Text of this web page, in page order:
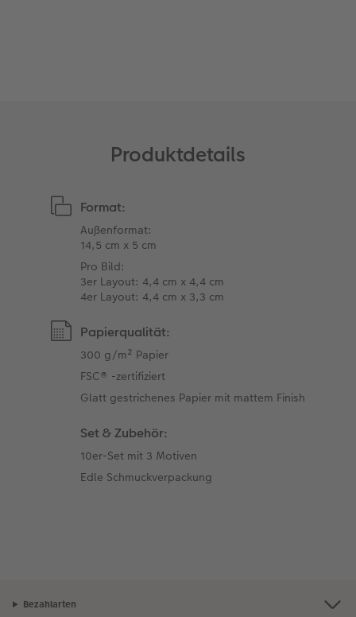
Produktdetails
Format:
Außenformat:
14,5 cm x 5 cm
Pro Bild:
3er Layout: 4,4 cm x 4,4 cm
4er Layout: 4,4 cm x 3,3 cm
Papierqualität:
300 g/m² Papier
FSC® -zertifiziert
Glatt gestrichenes Papier mit mattem Finish
Set & Zubehör:
10er-Set mit 3 Motiven
Edle Schmuckverpackung
Bezahlarten